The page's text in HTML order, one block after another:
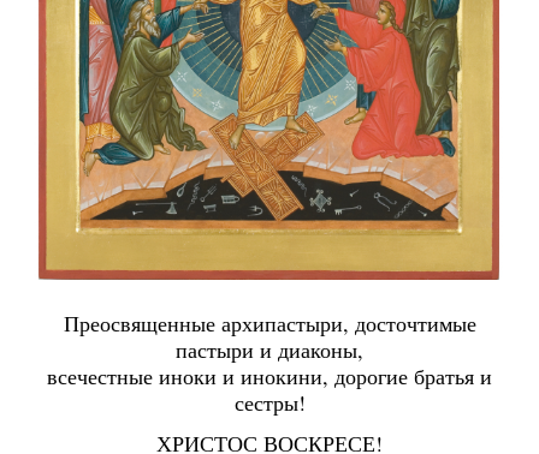
Преосвященные архипастыри, досточтимые
пастыри и диаконы,
всечестные иноки и инокини, дорогие братья и
сестры!
ХРИСТОС ВОСКРЕСЕ!